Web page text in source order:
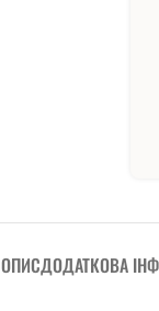
ОПИСДОДАТКОВА